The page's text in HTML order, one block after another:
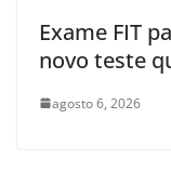
Exame FIT
novo teste
agosto 6, 2026